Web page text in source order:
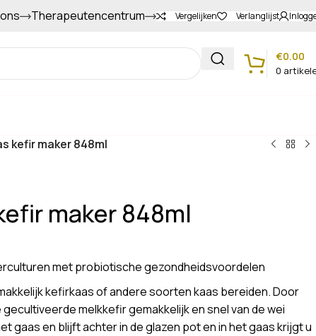
Gapers sparen voor extra korting
Therapeutencentrum Vergelijken Verlanglijst
0
€0.00
kefir maker 848ml
maker 848ml
met probiotische gezondheidsvoordelen
kefirkaas of andere soorten kaas bereiden. Door
melkkefir gemakkelijk en snel van de wei
gaas en blijft achter in de glazen pot en in het gaas krijgt u